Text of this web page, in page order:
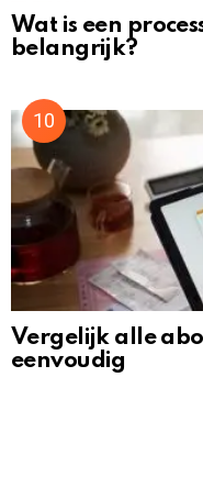
Wat is een
belangrijk?
Vergelijk alle
eenvoudig